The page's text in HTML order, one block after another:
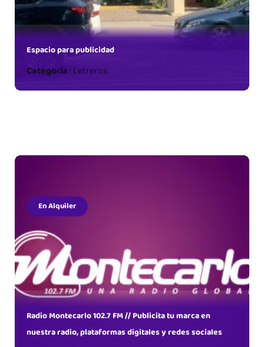
Espacio para publicidad
Categoría:Letreros
En Alquiler
Radio Montecarlo 102.7 FM // Publicita tu marca en
nuestra radio, plataformas digitales y redes sociales